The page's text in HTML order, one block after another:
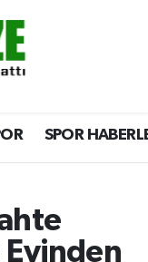
SPOR
Evinden